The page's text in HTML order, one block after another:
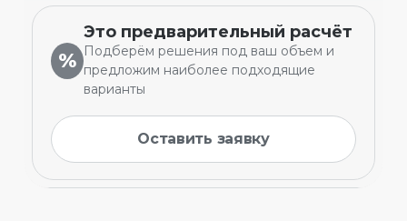
%
Это предварительный расчёт
Подберём решения под ваш объем и
предложим наиболее подходящие
варианты
Оставить заявку